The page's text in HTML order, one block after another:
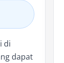
di
dapat